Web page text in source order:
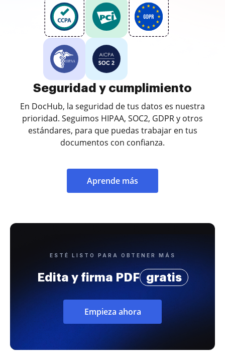
Seguridad y cumplimiento
En DocHub, la seguridad de tus datos es nuestra
prioridad. Seguimos HIPAA, SOC2, GDPR y otros
estándares, para que puedas trabajar en tus
documentos con confianza.
Aprende más
ESTÉ LISTO PARA OBTENER MÁS
Edita y firma PDF gratis
Empieza ahora